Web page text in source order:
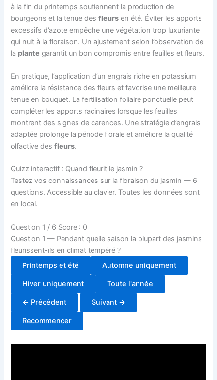
à la fin du printemps soutiennent la production de
bourgeons et la tenue desfleurs en été. Éviter les apports
excessifs d’azote empêche une végétation trop luxuriante
qui nuit à la floraison. Un ajustement selon l’observation de
la plante garantit un bon compromis entre feuilles et fleurs.
En pratique, l’application d’un engrais riche en potassium
améliore la résistance des fleurs et favorise une meilleure
tenue en bouquet. La fertilisation foliaire ponctuelle peut
compléter les apports racinaires lorsque les feuilles
montrent des signes de carences. Une stratégie d’engrais
adaptée prolonge la période florale et améliore la qualité
olfactive desfleurs.
Quizz interactif : Quand fleurit le jasmin ?
Testez vos connaissances sur la floraison du jasmin — 6
questions. Accessible au clavier. Toutes les données sont
en local.
Question 1 / 6 Score : 0
Question 1 — Pendant quelle saison la plupart des jasmins
fleurissent-ils en climat tempéré ?
Printemps et été
Automne uniquement
Hiver uniquement Toute l'année
← Précédent Suivant →
Recommencer